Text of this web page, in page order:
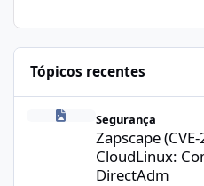
Tópicos recentes
Zapscape (CVE-2026-64561)
Segurança
Zapscape
CloudLinux:
DirectAdm